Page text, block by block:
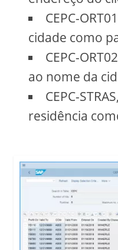
CEPC-
cidade como
CEPC-
ao nome da
CEPC-
residência